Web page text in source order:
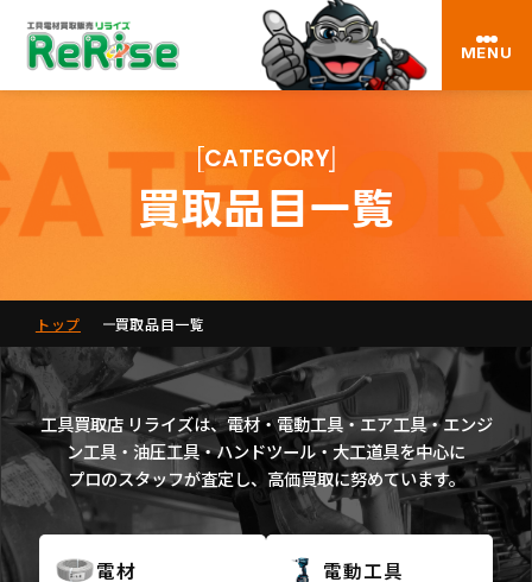
MENU
CATEGORY
買取品目一覧
トップ 買取品目一覧
工具買取店 リライズは、電材・電動工具・エア工具・エンジ
ン工具・油圧工具・ハンドツール・大工道具を中心に
プロのスタッフが査定し、高価買取に努めています。
電材 電動工具